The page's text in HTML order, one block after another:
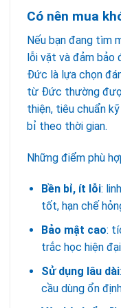
Có nên mua
Nếu bạn đang tìm
lỗi vặt và đảm bảo
Đức là lựa chọn
từ Đức thường
thiện, tiêu chuẩn
bỉ theo thời gian.
Những điểm phù
Bền bỉ, ít lỗi:
tốt, hạn chế
Bảo mật cao:
trắc học hiện đại
Sử dụng lâu dài
cầu dùng ổn